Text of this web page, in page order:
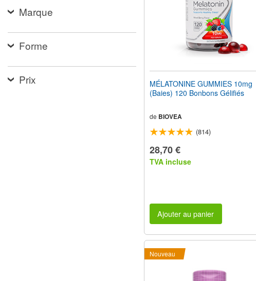
adapter
site
aux
qui
utilisent
Marque
Forme
Prix
MÉLATONINE GUMMIES 10mg
(Baies) 120 Bonbons Gélifiés
de BIOVEA
(814)
28,70 €
TVA incluse
Ajouter au panier
Nouveau